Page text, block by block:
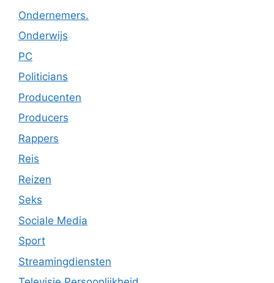
Ondernemers.
Onderwijs
PC
Politicians
Producenten
Producers
Rappers
Reis
Reizen
Seks
Sociale Media
Sport
Streamingdiensten